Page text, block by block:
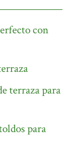
con
terraza para
para